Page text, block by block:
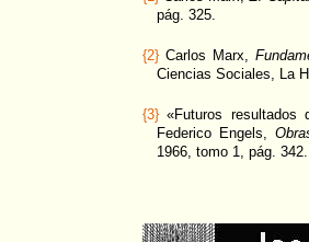
pág. 325.
{2} Carlos Marx,
Ciencias Sociales, La
{3} «Futuros
Federico Engels,
1966, tomo 1, pág. 342.